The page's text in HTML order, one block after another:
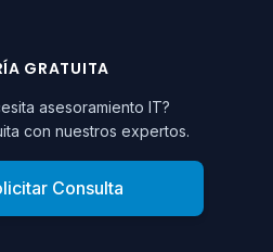
GRATUITA
asesoramiento IT?
con nuestros expertos.
Consulta